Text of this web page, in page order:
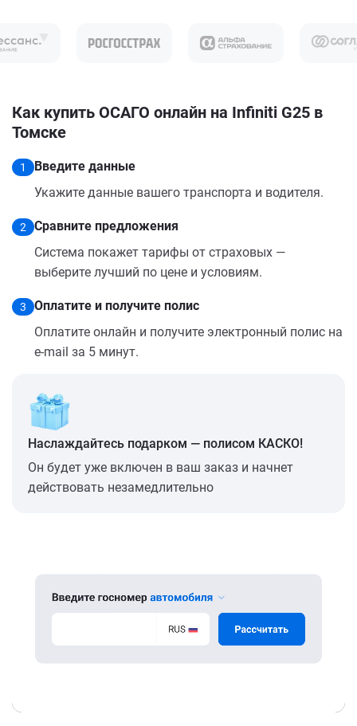
Как купить ОСАГО онлайн на Infiniti G25 в
Томске
1
Введите данные
Укажите данные вашего транспорта и водителя.
2
Сравните предложения
Система покажет тарифы от страховых —
выберите лучший по цене и условиям.
3
Оплатите и получите полис
Оплатите онлайн и получите электронный полис на
e-mail за 5 минут.
Наслаждайтесь подарком — полисом КАСКО!
Он будет уже включен в ваш заказ и начнет
действовать незамедлительно